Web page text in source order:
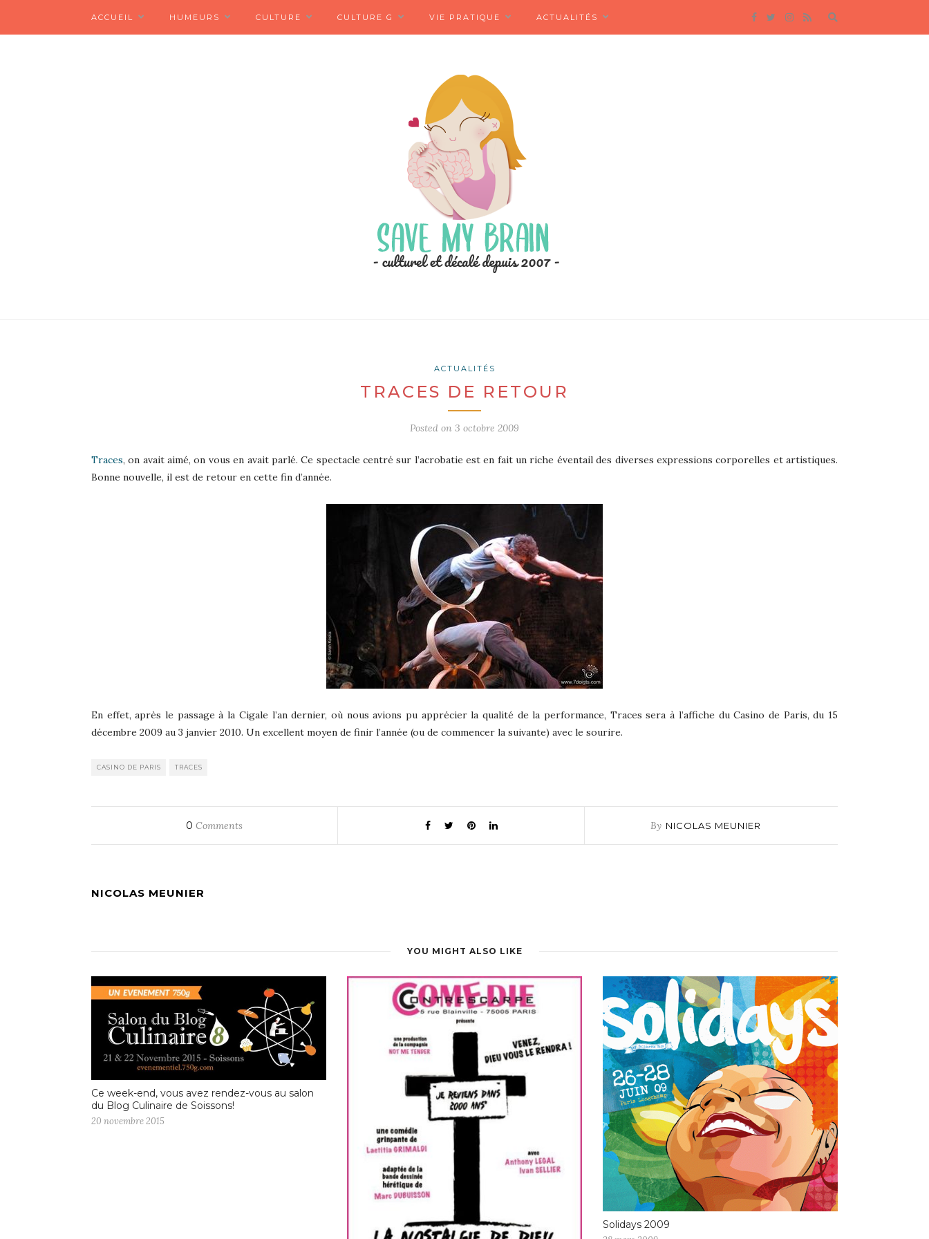
ACCUEIL HUMEURS CULTURE CULTURE G VIE PRATIQUE ACTUALITÉS
ACTUALITÉS
TRACES DE RETOUR
Posted on 3 octobre 2009
Traces, on avait aimé, on vous en avait parlé. Ce spectacle centré sur l’acrobatie est en fait un riche éventail des diverses expressions corporelles et artistiques.
Bonne nouvelle, il est de retour en cette fin d’année.
En effet, après le passage à la Cigale l’an dernier, où nous avions pu apprécier la qualité de la performance, Traces sera à l’affiche du Casino de Paris, du 15
décembre 2009 au 3 janvier 2010. Un excellent moyen de finir l’année (ou de commencer la suivante) avec le sourire.
CASINO DE PARIS TRACES
0 Comments By NICOLAS MEUNIER
NICOLAS MEUNIER
YOU MIGHT ALSO LIKE
Ce week-end, vous avez rendez-vous au salon
du Blog Culinaire de Soissons!
20 novembre 2015
Solidays 2009